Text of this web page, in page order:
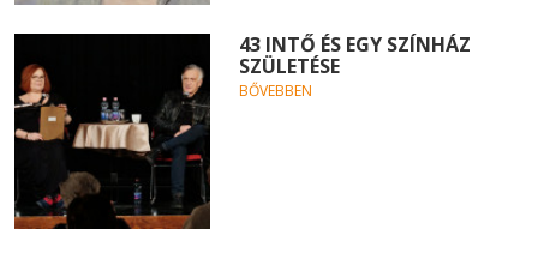
43 INTŐ ÉS EGY SZÍNHÁZ
SZÜLETÉSE
BŐVEBBEN